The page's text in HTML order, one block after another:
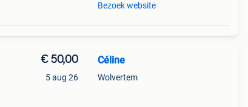
Bezoek website
€ 50,00
5 aug 26
Céline
Wolvertem